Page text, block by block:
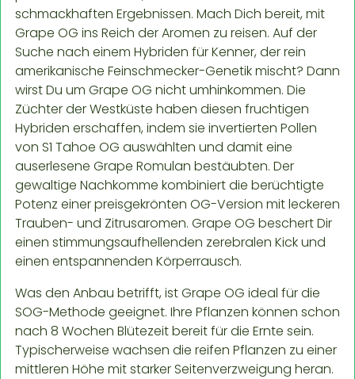
schmackhaften Ergebnissen. Mach Dich bereit, mit
Grape OG ins Reich der Aromen zu reisen. Auf der
Suche nach einem Hybriden für Kenner, der rein
amerikanische Feinschmecker-Genetik mischt? Dann
wirst Du um Grape OG nicht umhinkommen. Die
Züchter der Westküste haben diesen fruchtigen
Hybriden erschaffen, indem sie invertierten Pollen
von S1 Tahoe OG auswählten und damit eine
auserlesene Grape Romulan bestäubten. Der
gewaltige Nachkomme kombiniert die berüchtigte
Potenz einer preisgekrönten OG-Version mit leckeren
Trauben- und Zitrusaromen. Grape OG beschert Dir
einen stimmungsaufhellenden zerebralen Kick und
einen entspannenden Körperrausch.
Was den Anbau betrifft, ist Grape OG ideal für die
SOG-Methode geeignet. Ihre Pflanzen können schon
nach 8 Wochen Blütezeit bereit für die Ernte sein.
Typischerweise wachsen die reifen Pflanzen zu einer
mittleren Höhe mit starker Seitenverzweigung heran.